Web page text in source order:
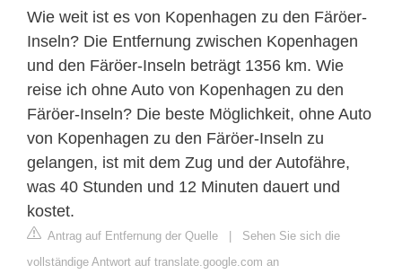
Wie weit ist es von Kopenhagen zu den Färöer-
Inseln? Die Entfernung zwischen Kopenhagen
und den Färöer-Inseln beträgt 1356 km. Wie
reise ich ohne Auto von Kopenhagen zu den
Färöer-Inseln? Die beste Möglichkeit, ohne Auto
von Kopenhagen zu den Färöer-Inseln zu
gelangen, ist mit dem Zug und der Autofähre,
was 40 Stunden und 12 Minuten dauert und
kostet.
Antrag auf Entfernung der Quelle | Sehen Sie sich die
vollständige Antwort auf translate.google.com an